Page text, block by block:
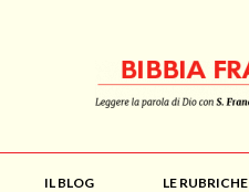
IL BLOG LE RUBRICHE